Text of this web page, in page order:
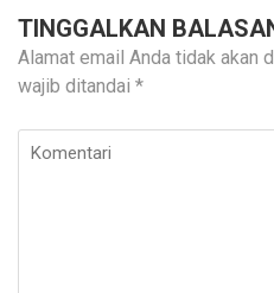
TINGGALKAN
Alamat email Anda tidak akan
wajib ditandai *
Komentari